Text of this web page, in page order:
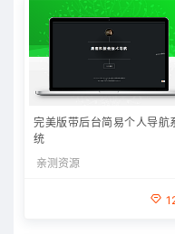
完美版带后台简易个人导航
统
亲测资源